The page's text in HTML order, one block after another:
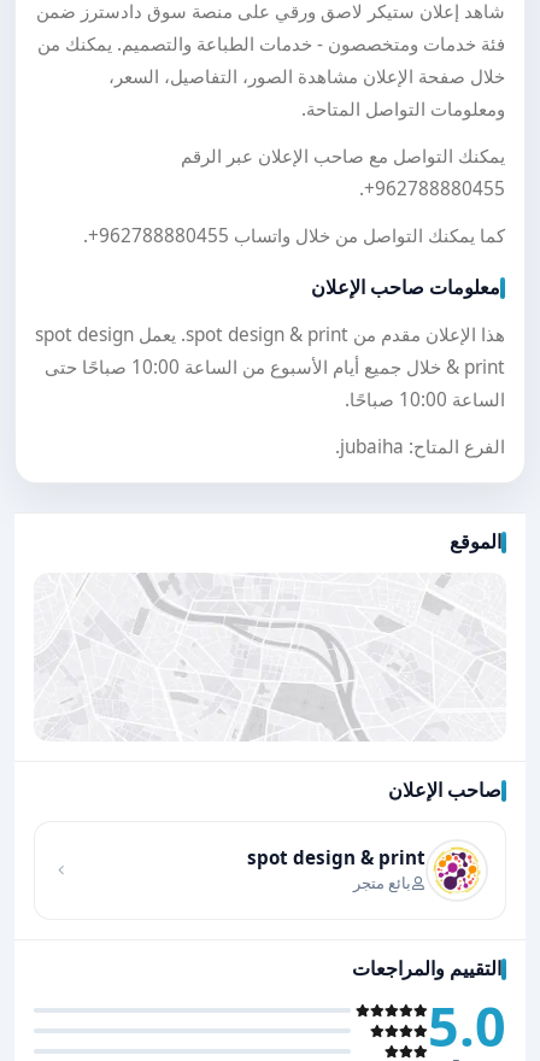
شاهد إعلان ستيكر لاصق ورقي على منصة سوق دادسترز ضمن
فئة خدمات ومتخصصون - خدمات الطباعة والتصميم. يمكنك من
خلال صفحة الإعلان مشاهدة الصور، التفاصيل، السعر،
ومعلومات التواصل المتاحة.
يمكنك التواصل مع صاحب الإعلان عبر الرقم
+962788880455
.
كما يمكنك التواصل من خلال واتساب +962788880455
.
معلومات صاحب الإعلان
هذا الإعلان مقدم من spot design & print. يعمل spot design
& print خلال جميع أيام الأسبوع من الساعة 10:00 صباحًا حتى
الساعة 10:00 صباحًا.
الفرع المتاح: jubaiha.
الموقع
صاحب الإعلان
spot design & print
بائع متجر
التقييم والمراجعات
5.0